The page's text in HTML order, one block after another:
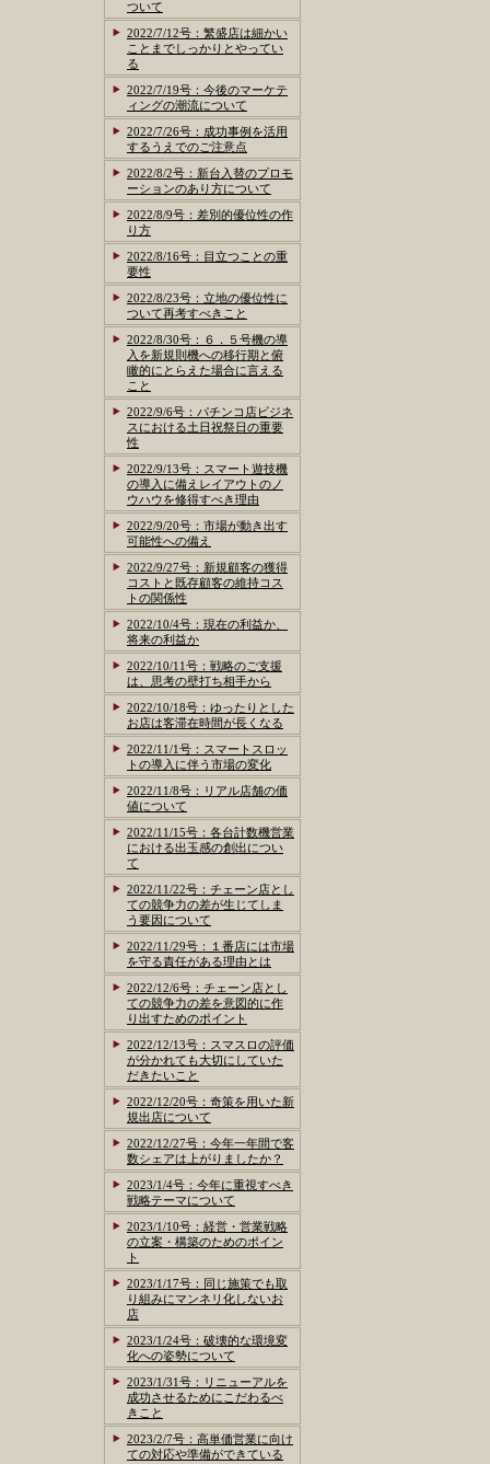
ついて
2022/7/12号：繁盛店は細かい
ことまでしっかりとやってい
る
2022/7/19号：今後のマーケテ
ィングの潮流について
2022/7/26号：成功事例を活用
するうえでのご注意点
2022/8/2号：新台入替のプロモ
ーションのあり方について
2022/8/9号：差別的優位性の作
り方
2022/8/16号：目立つことの重
要性
2022/8/23号：立地の優位性に
ついて再考すべきこと
2022/8/30号：６．５号機の導
入を新規則機への移行期と俯
瞰的にとらえた場合に言える
こと
2022/9/6号：パチンコ店ビジネ
スにおける土日祝祭日の重要
性
2022/9/13号：スマート遊技機
の導入に備えレイアウトのノ
ウハウを修得すべき理由
2022/9/20号：市場が動き出す
可能性への備え
2022/9/27号：新規顧客の獲得
コストと既存顧客の維持コス
トの関係性
2022/10/4号：現在の利益か、
将来の利益か
2022/10/11号：戦略のご支援
は、思考の壁打ち相手から
2022/10/18号：ゆったりとした
お店は客滞在時間が長くなる
2022/11/1号：スマートスロッ
トの導入に伴う市場の変化
2022/11/8号：リアル店舗の価
値について
2022/11/15号：各台計数機営業
における出玉感の創出につい
て
2022/11/22号：チェーン店とし
ての競争力の差が生じてしま
う要因について
2022/11/29号：１番店には市場
を守る責任がある理由とは
2022/12/6号：チェーン店とし
ての競争力の差を意図的に作
り出すためのポイント
2022/12/13号：スマスロの評価
が分かれても大切にしていた
だきたいこと
2022/12/20号：奇策を用いた新
規出店について
2022/12/27号：今年一年間で客
数シェアは上がりましたか？
2023/1/4号：今年に重視すべき
戦略テーマについて
2023/1/10号：経営・営業戦略
の立案・構築のためのポイン
ト
2023/1/17号：同じ施策でも取
り組みにマンネリ化しないお
店
2023/1/24号：破壊的な環境変
化への姿勢について
2023/1/31号：リニューアルを
成功させるためにこだわるべ
きこと
2023/2/7号：高単価営業に向け
ての対応や準備ができている